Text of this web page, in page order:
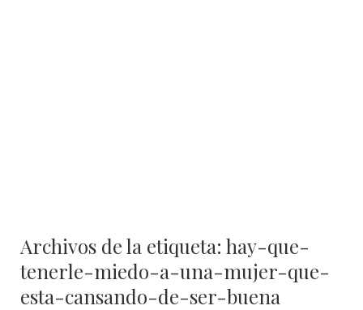
Archivos de la etiqueta: hay-que-
tenerle-miedo-a-una-mujer-que-
esta-cansando-de-ser-buena